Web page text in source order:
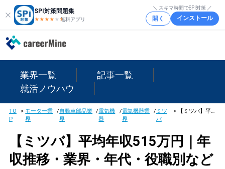
SPI対策問題集
★★★★ ★★
無料アプリ
＼ スキマ時間でSPI対策 ／
開く インストール
業界一覧
記事一覧
就活ノウハウ
TO
P
>モーター業
界
/自動車部品業
界
/電気機
器
/電気機器業
界
/ミツ
バ
> 【ミツバ】平均年収515万円｜年収推移・業界・年代・役職別など徹底解説！
【ミツバ】平均年収515万円｜年
収推移・業界・年代・役職別など